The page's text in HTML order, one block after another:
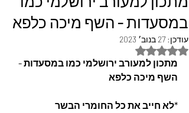
במסעדות - השף מיכה כלפא
עודכן: 27 בנוב׳ 2023
דירוג של NaN מתוך 5 כוכבים
מתכון למעורב ירושלמי כמו במסעדות -
השף מיכה כלפא
*לא חייב את כל החומרי הבשר